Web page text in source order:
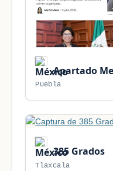
Apartado
Puebla
385 Grados
Tlaxcala